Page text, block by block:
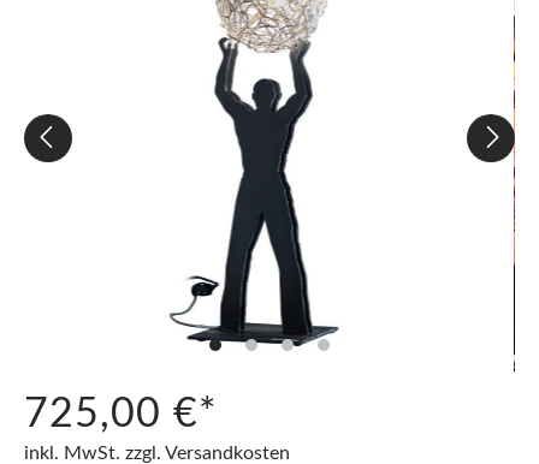
725,00 €*
inkl. MwSt. zzgl. Versandkosten